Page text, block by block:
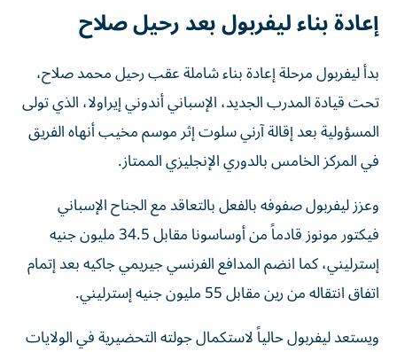
إعادة بناء ليفربول بعد رحيل صلاح
بدأ ليفربول مرحلة إعادة بناء شاملة عقب رحيل محمد صلاح،
تحت قيادة المدرب الجديد، الإسباني أندوني إيراولا، الذي تولى
المسؤولية بعد إقالة آرني سلوت إثر موسم مخيب أنهاه الفريق
في المركز الخامس بالدوري الإنجليزي الممتاز.
وعزز ليفربول صفوفه بالفعل بالتعاقد مع الجناح الإسباني
فيكتور مونوز قادماً من أوساسونا مقابل 34.5 مليون جنيه
إسترليني، كما انضم المدافع الفرنسي جيريمي جاكيه بعد إتمام
اتفاق انتقاله من رين مقابل 55 مليون جنيه إسترليني.
ويستعد ليفربول حالياً لاستكمال جولته التحضيرية في الولايات